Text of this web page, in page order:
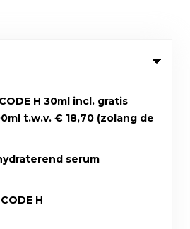
H 30ml incl. gratis
t.w.v. € 18,70 (zolang de
serum
H